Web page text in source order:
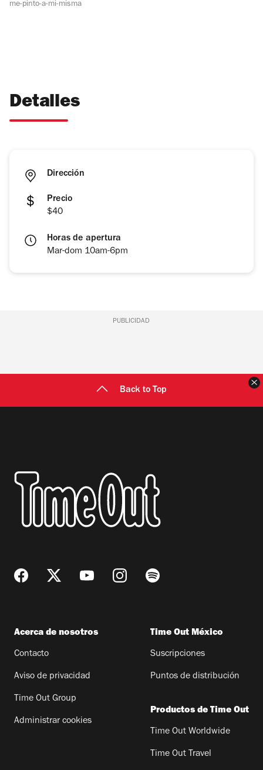
me-pinto-a-mi-misma
Detalles
Dirección
Precio
$40
Horas de apertura
Mar-dom 10am-6pm
PUBLICIDAD
Back to Top
Acerca de nosotros
Contacto
Aviso de privacidad
Time Out Group
Administrar cookies
Time Out México
Suscripciones
Puntos de distribución
Productos de Time Out
Time Out Worldwide
Time Out Travel